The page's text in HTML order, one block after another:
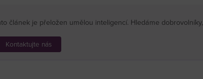
článek je přeložen umělou inteligencí. Hledáme
Kontaktujte nás